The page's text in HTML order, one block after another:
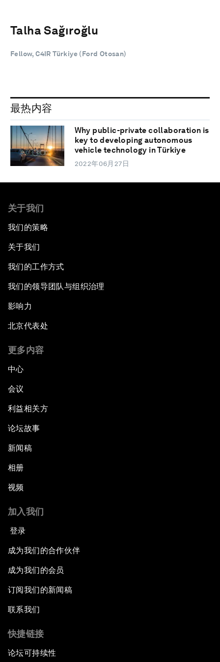
Talha Sağıroğlu
Fellow, C4IR Türkiye (Ford Otosan)
最热内容
Why public-private collaboration is
key to developing autonomous
vehicle technology in Türkiye
2022年06月27日
关于我们
我们的策略
关于我们
我们的工作方式
我们的领导团队与组织治理
影响力
北京代表处
更多内容
中心
会议
利益相关方
论坛故事
新闻稿
相册
视频
加入我们
登录
成为我们的合作伙伴
成为我们的会员
订阅我们的新闻稿
联系我们
快捷链接
论坛可持续性